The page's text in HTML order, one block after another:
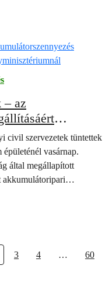
– az
civil szervezetek tüntettek
vasárnap.
által megállapított
akkumulátoripari
3 4 … 60